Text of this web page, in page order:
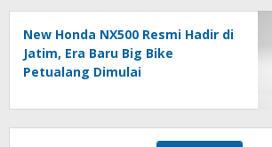
New Honda NX500 Resmi Hadir di
Jatim, Era Baru Big Bike
Petualang Dimulai